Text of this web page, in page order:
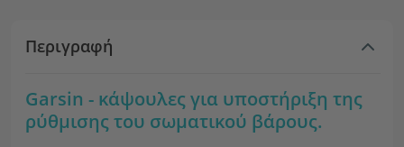
Περιγραφή
Garsin - κάψουλες για υποστήριξη της
ρύθμισης του σωματικού βάρους.